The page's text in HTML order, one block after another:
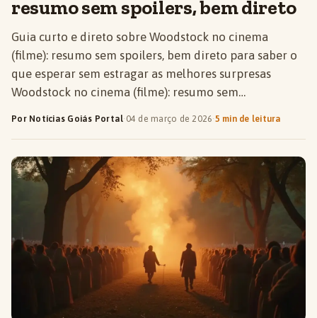
resumo sem spoilers, bem direto
Guia curto e direto sobre Woodstock no cinema
(filme): resumo sem spoilers, bem direto para saber o
que esperar sem estragar as melhores surpresas
Woodstock no cinema (filme): resumo sem…
Por Notícias Goiás Portal· 04 de março de 2026·5 min de leitura